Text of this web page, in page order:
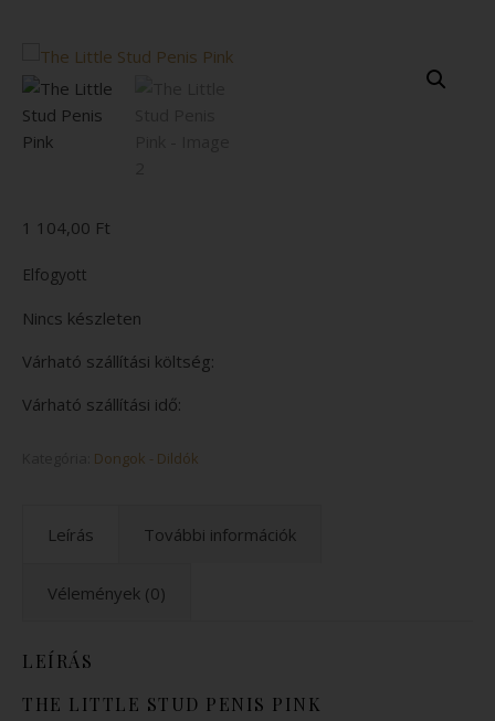
1 104,00 Ft
Elfogyott
Nincs készleten
Várható szállítási költség:
Várható szállítási idő:
Dongok - Dildók
Leírás További információk
Vélemények (0)
LEÍRÁS
THE LITTLE STUD PENIS PINK